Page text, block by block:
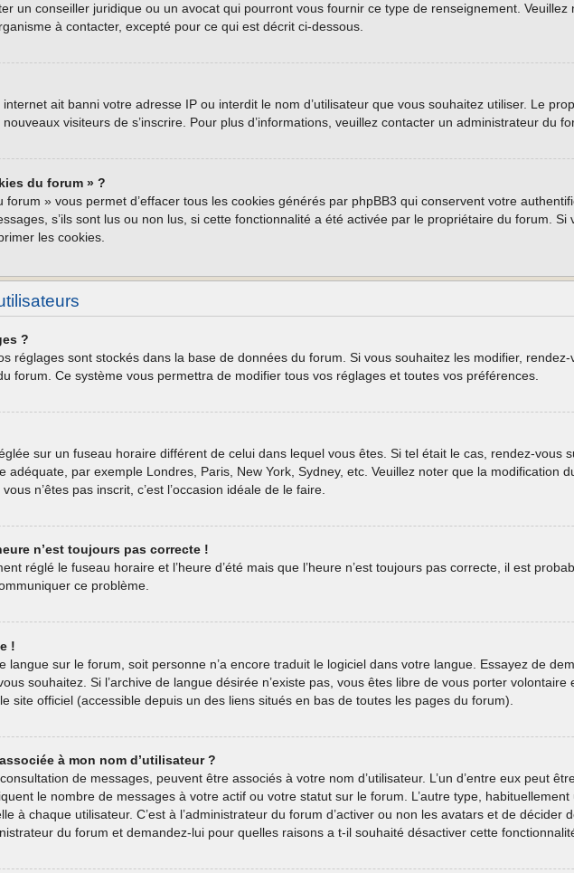
un conseiller juridique ou un avocat qui pourront vous fournir ce type de renseignement.
à contacter, excepté pour ce qui est décrit ci-dessous.
ait banni votre adresse IP ou interdit le nom d’utilisateur que vous souhaitez utiliser. Le
visiteurs de s’inscrire. Pour plus d’informations, veuillez contacter un administrateur du
du forum » ?
forum » vous permet d’effacer tous les cookies générés par phpBB3 qui conservent votre
s’ils sont lus ou non lus, si cette fonctionnalité a été activée par le propriétaire du forum.
les cookies.
?
réglages sont stockés dans la base de données du forum. Si vous souhaitez les modifier,
forum. Ce système vous permettra de modifier tous vos réglages et toutes vos préférences.
sur un fuseau horaire différent de celui dans lequel vous êtes. Si tel était le cas, rendez-vous
par exemple Londres, Paris, New York, Sydney, etc. Veuillez noter que la modification
n’êtes pas inscrit, c’est l’occasion idéale de le faire.
n’est toujours pas correcte !
réglé le fuseau horaire et l’heure d’été mais que l’heure n’est toujours pas correcte, il est
ce problème.
!
langue sur le forum, soit personne n’a encore traduit le logiciel dans votre langue. Essayez de
souhaitez. Si l’archive de langue désirée n’existe pas, vous êtes libre de vous porter
site officiel (accessible depuis un des liens situés en bas de toutes les pages du forum).
à mon nom d’utilisateur ?
de messages, peuvent être associés à votre nom d’utilisateur. L’un d’entre eux peut
le nombre de messages à votre actif ou votre statut sur le forum. L’autre type,
à chaque utilisateur. C’est à l’administrateur du forum d’activer ou non les avatars et de
du forum et demandez-lui pour quelles raisons a t-il souhaité désactiver cette